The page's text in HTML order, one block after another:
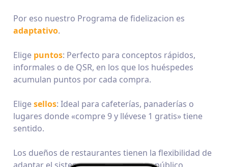
Por eso nuestro Programa de fidelizacion es
adaptativo.
Elige puntos: Perfecto para conceptos rápidos,
informales o de QSR, en los que los huéspedes
acumulan puntos por cada compra.
Eligesellos: Ideal para cafeterías, panaderías o
lugares donde «compre 9 y llévese 1 gratis» tiene
sentido.
Los dueños de restaurantes tienen la flexibilidad de